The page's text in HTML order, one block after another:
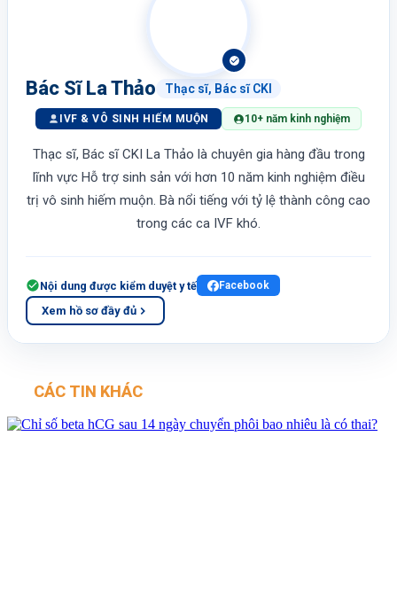
Bác Sĩ La Thảo Thạc sĩ, Bác sĩ CKI
IVF & VÔ SINH HIẾM MUỘN 10+ năm kinh nghiệm
Thạc sĩ, Bác sĩ CKI La Thảo là chuyên gia hàng đầu trong
lĩnh vực Hỗ trợ sinh sản với hơn 10 năm kinh nghiệm điều
trị vô sinh hiếm muộn. Bà nổi tiếng với tỷ lệ thành công cao
trong các ca IVF khó.
Nội dung được kiểm duyệt y tế Facebook
Xem hồ sơ đầy đủ
CÁC TIN KHÁC